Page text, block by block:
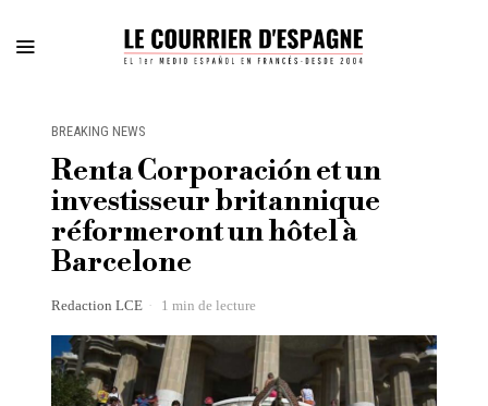
BREAKING NEWS
Renta Corporación et un
investisseur britannique
réformeront un hôtel à
Barcelone
Redaction LCE 1 min de lecture